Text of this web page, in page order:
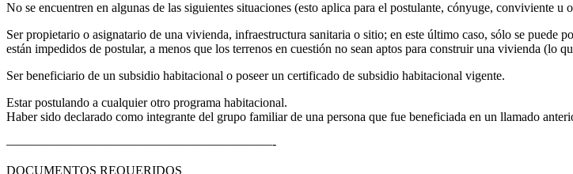
No se encuentren en algunas de las siguientes situaciones (esto aplica para el postulante, cónyuge, conviviente
Ser propietario o asignatario de una vivienda, infraestructura sanitaria o sitio; en este último caso, sólo se puede
están impedidos de postular, a menos que los terrenos en cuestión no sean aptos para construir una vivienda
Ser beneficiario de un subsidio habitacional o poseer un certificado de subsidio habitacional vigente.
Estar postulando a cualquier otro programa habitacional.
Haber sido declarado como integrante del grupo familiar de una persona que fue beneficiada en un llamado
—————————————————————-
DOCUMENTOS REQUERIDOS